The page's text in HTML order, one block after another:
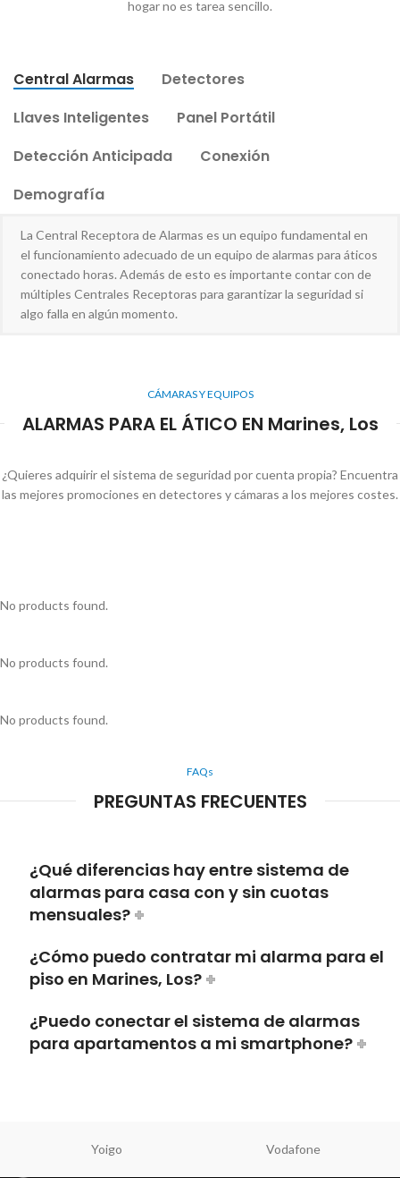
hogar no es tarea sencillo.
Central Alarmas
Detectores
Llaves Inteligentes
Panel Portátil
Detección Anticipada
Conexión
Demografía
La Central Receptora de Alarmas es un equipo fundamental en
el funcionamiento adecuado de un equipo de alarmas para áticos
conectado horas. Además de esto es importante contar con de
múltiples Centrales Receptoras para garantizar la seguridad si
algo falla en algún momento.
CÁMARAS Y EQUIPOS
ALARMAS PARA EL ÁTICO EN Marines, Los
¿Quieres adquirir el sistema de seguridad por cuenta propia? Encuentra
las mejores promociones en detectores y cámaras a los mejores costes.
No products found.
No products found.
No products found.
FAQs
PREGUNTAS FRECUENTES
¿Qué diferencias hay entre sistema de
alarmas para casa con y sin cuotas
mensuales?
¿Cómo puedo contratar mi alarma para el
piso en Marines, Los?
¿Puedo conectar el sistema de alarmas
para apartamentos a mi smartphone?
Yoigo Vodafone